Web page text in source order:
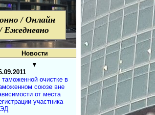
/ Онлайн
Ежедневно
Новости
▼
очистке в
союзе вне
от места
участника